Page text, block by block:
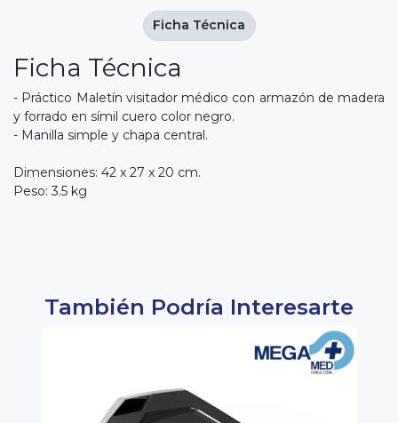
Ficha Técnica
- Práctico Maletín visitador médico con armazón de madera
y forrado en símil cuero color negro.
- Manilla simple y chapa central.
Dimensiones: 42 x 27 x 20 cm.
Peso: 3.5 kg
Ficha Técnica
También Podría Interesarte